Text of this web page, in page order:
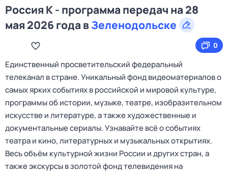
Россия К - программа передач на 28
мая 2026 года вЗеленодольске
0
Единственный просветительский федеральный
телеканал в стране. Уникальный фонд видеоматериалов о
самых ярких событиях в российской и мировой культуре,
программы об истории, музыке, театре, изобразительном
искусстве и литературе, а также художественные и
документальные сериалы. Узнавайте всё о событиях
театра и кино, литературных и музыкальных открытиях.
Весь объём культурной жизни России и других стран, а
также экскурсы в золотой фонд телевидения на